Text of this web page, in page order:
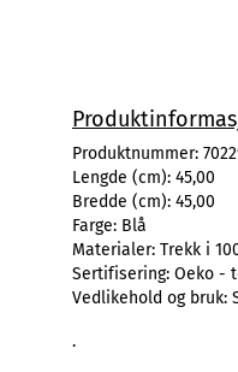
Produktnummer:
Lengde (cm): 45,00
Bredde (cm): 45,00
Farge: Blå
Materialer: Trekk i
Sertifisering: Oeko -
Vedlikehold og bruk:
.